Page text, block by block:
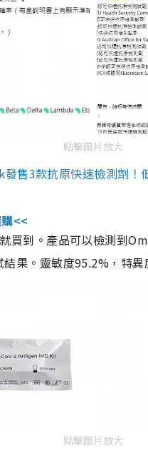
點擊圖片放大
售3款抗原快速檢測劑
<<
買到。產品可以檢測到
果。靈敏度95.2%，特異
點擊圖片放大